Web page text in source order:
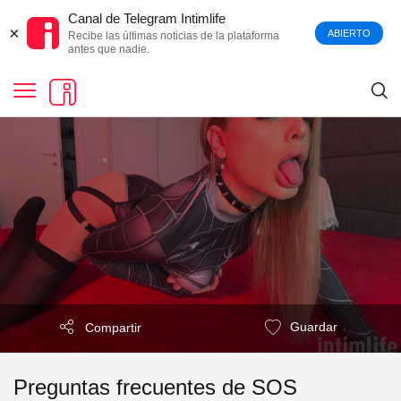
×
Canal de Telegram Intimlife
Recibe las últimas noticias de la plataforma
antes que nadie.
ABIERTO
Compartir Guardar
Preguntas frecuentes de SOS